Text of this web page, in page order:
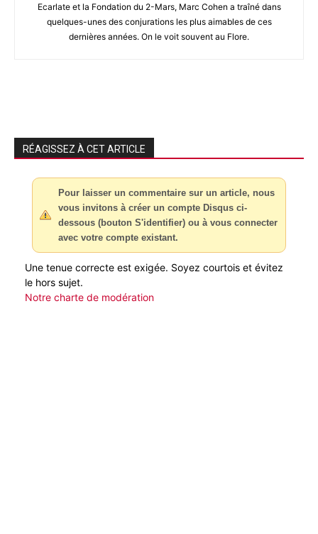
Ecarlate et la Fondation du 2-Mars, Marc Cohen a traîné dans
quelques-unes des conjurations les plus aimables de ces
dernières années. On le voit souvent au Flore.
RÉAGISSEZ À CET ARTICLE
Pour laisser un commentaire sur un article, nous
vous invitons à créer un compte Disqus ci-
dessous (bouton S'identifier) ou à vous connecter
avec votre compte existant.
Une tenue correcte est exigée. Soyez courtois et évitez
le hors sujet.
Notre charte de modération